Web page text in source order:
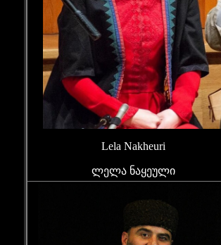
Lela Nakheuri
ლელა ნაყეული